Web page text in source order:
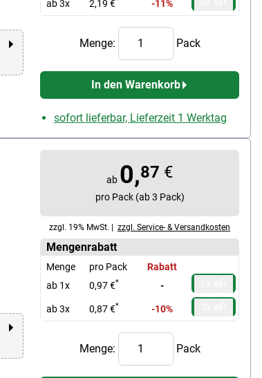
ab 3x 2,19 € -11%
Menge: Pack
In den Warenkorb
sofort lieferbar, Lieferzeit 1 Werktag
ab 0,87 €
pro Pack (ab 3 Pack)
zzgl. 19% MwSt. | zzgl. Service- & Versandkosten
Mengenrabatt
Menge pro Pack
Rabatt
ab 1x
0,97 €* -
ab 3x 0,87 €* -10%
Menge: Pack